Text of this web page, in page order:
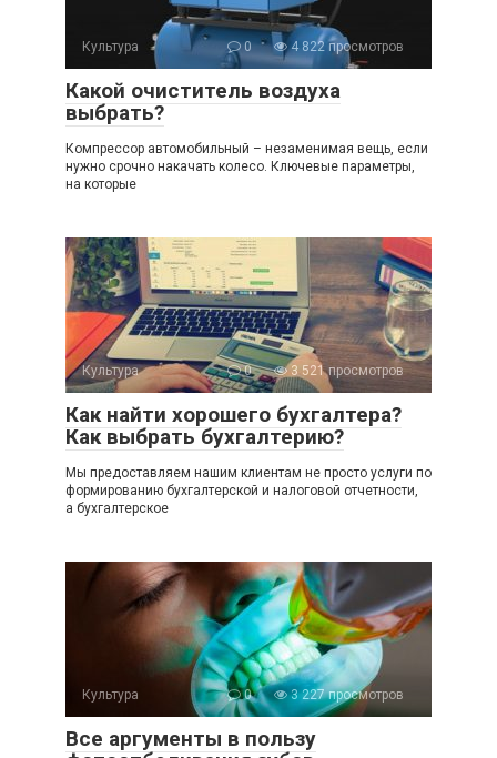
Культура 0 4 822 просмотров
Какой очиститель воздуха
выбрать?
Компрессор автомобильный – незаменимая вещь, если
нужно срочно накачать колесо. Ключевые параметры,
на которые
Культура 0 3 521 просмотров
Как найти хорошего бухгалтера?
Как выбрать бухгалтерию?
Мы предоставляем нашим клиентам не просто услуги по
формированию бухгалтерской и налоговой отчетности,
а бухгалтерское
Культура 0 3 227 просмотров
Все аргументы в пользу